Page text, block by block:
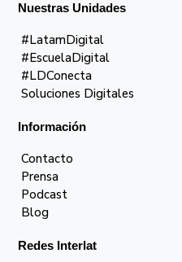
Nuestras Unidades
#LatamDigital
#EscuelaDigital
#LDConecta
Soluciones Digitales
Información
Contacto
Prensa
Podcast
Blog
Redes Interlat